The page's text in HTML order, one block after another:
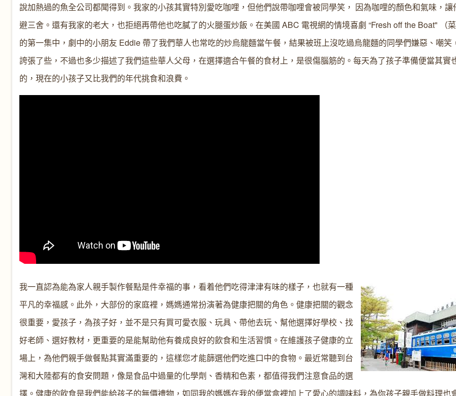
說加熱過的魚全公司都聞得到。我家的小孩其實特別愛吃咖哩，但他們說帶咖哩會被同學笑， 因為咖哩的顏色和氣味，讓
避三舍。還有我家的老大，也拒絕再帶他也吃膩了的火腿蛋炒飯。在美國 ABC 電視網的情境喜劇 “Fresh off the Boat" （
的第一集中，劇中的小朋友 Eddie 帶了我們華人也常吃的炒烏龍麵當午餐，結果被班上沒吃過烏龍麵的同學們嫌惡、嘲笑
誇張了些，不過也多少描述了我們這些華人父母，在選擇適合午餐的食材上，是很傷腦筋的。每天為了孩子準備便當其實
的，現在的小孩子又比我們的年代挑食和浪費。
我一直認為能為家人親手製作餐點是件幸福的事，看着他們吃得津津有味的樣子，也就有一種
平凡的幸福感。此外，大部份的家庭裡，媽媽通常扮演著為健康把關的角色。健康把關的觀念
很重要，愛孩子，為孩子好，並不是只有買可愛衣服、玩具、帶他去玩、幫他選擇好學校、找
好老師、選好教材，更重要的是能幫助他有養成良好的飲食和生活習慣。在維護孩子健康的立
場上，為他們親手做餐點其實滿重要的，這樣您才能篩選他們吃進口中的食物。最近常聽到台
灣和大陸都有的食安問題，像是食品中過量的化學劑、香精和色素，都值得我們注意食品的選
擇。健康的飲食是我們能給孩子的無價禮物，如同我的媽媽在我的便當盒裡加上了愛心的調味料，為你孩子親手做料理也